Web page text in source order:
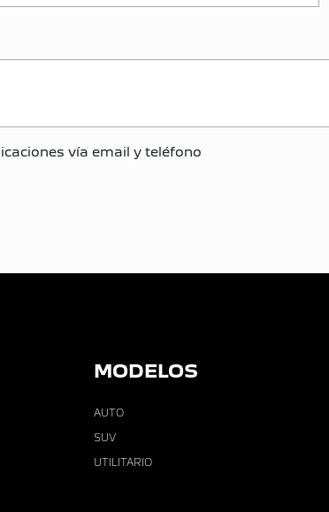
vía email y teléfono
MODELOS
AUTO
SUV
UTILITARIO